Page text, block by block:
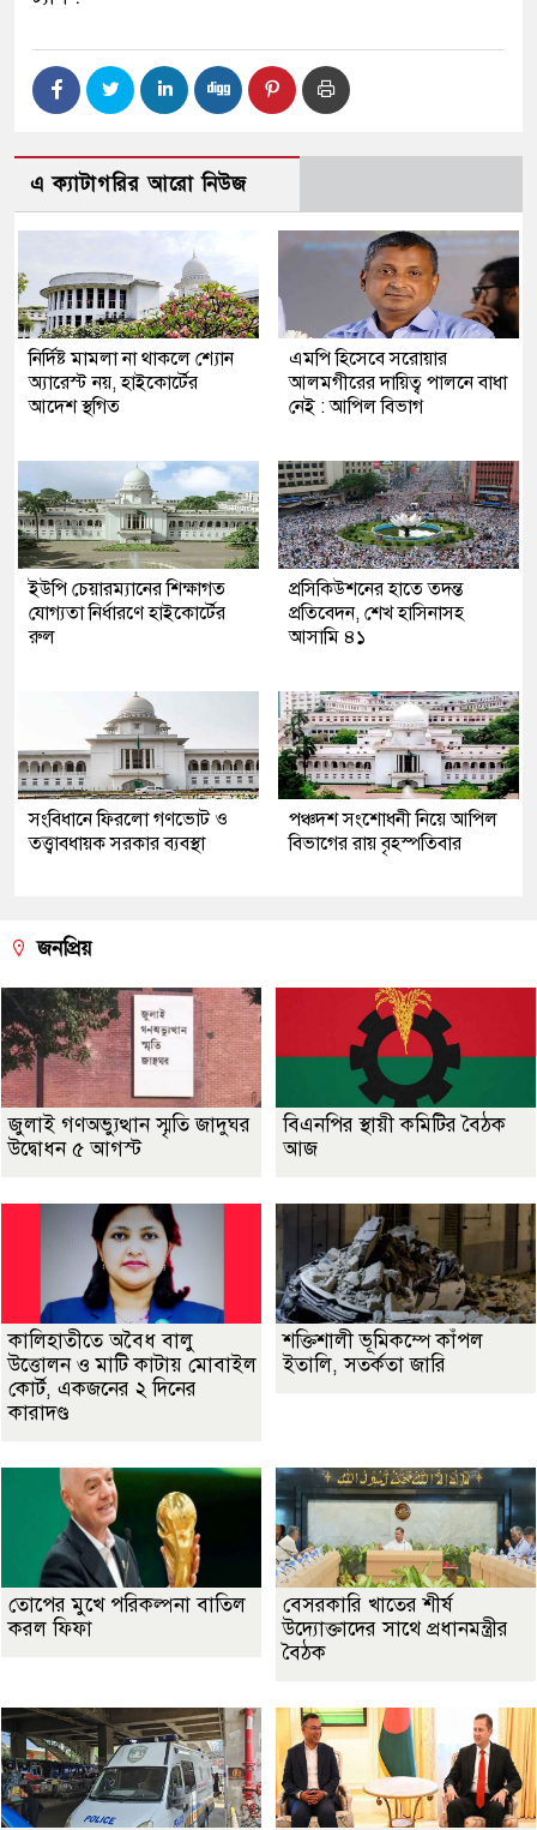
এ ক্যাটাগরির আরো নিউজ
নির্দিষ্ট মামলা না থাকলে শ্যোন
অ্যারেস্ট নয়, হাইকোর্টের
আদেশ স্থগিত
এমপি​ হিসেবে সরোয়ার
আলমগীরের দায়িত্ব পালনে বাধা
নেই : আপিল বিভাগ
ইউপি চেয়ারম্যানের শিক্ষাগত
যোগ্যতা নির্ধারণে হাইকোর্টের
রুল
প্রসিকিউশনের হাতে তদন্ত
প্রতিবেদন, শেখ হাসিনাসহ
আসামি ৪১
সংবিধানে ফিরলো গণভোট ও
তত্ত্বাবধায়ক সরকার ব্যবস্থা
পঞ্চদশ সংশোধনী নিয়ে আপিল
বিভাগের রায় বৃহস্পতিবার
জনপ্রিয়
জুলাই গণঅভ্যুত্থান স্মৃতি জাদুঘর
উদ্বোধন ৫ আগস্ট
বিএনপির স্থায়ী কমিটির বৈঠক
আজ
কালিহাতীতে অবৈধ বালু
উত্তোলন ও মাটি কাটায় মোবাইল
কোর্ট, একজনের ২ দিনের
কারাদণ্ড
শক্তিশালী ভূমিকম্পে কাঁপল
ইতালি, সতর্কতা জারি
তোপের মুখে পরিকল্পনা বাতিল
করল ফিফা
বেসরকারি খাতের শীর্ষ
উদ্যোক্তাদের সাথে প্রধানমন্ত্রীর
বৈঠক